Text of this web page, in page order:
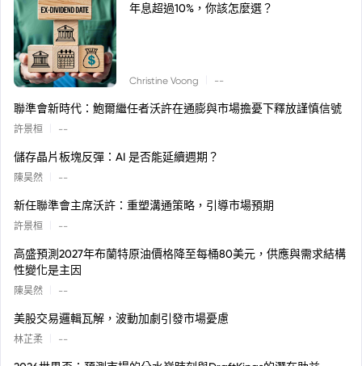
年息超過10%，你該怎麼選？
Christine Voong --
聯準會新時代：鮑爾繼任者沃許在通膨與市場擔憂下釋放謹慎信號
許景桓 --
儲存晶片板塊反彈：AI 是否能延續週期？
陳昊然 --
新任聯準會主席沃許：重塑溝通策略，引導市場預期
許景桓 --
高盛預測2027年布蘭特原油價格降至每桶80美元，供應與需求結構
性變化是主因
陳昊然 --
美股交易邏輯瓦解，波動加劇引發市場憂慮
林芷柔 --